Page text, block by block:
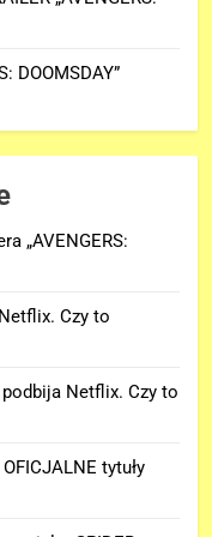
DOOMSDAY”
„AVENGERS:
Czy to
podbija Netflix. Czy to
tytuły
na trailer
cameo